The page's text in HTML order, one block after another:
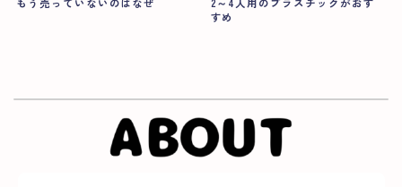
もう売っていないのはなぜ
2～4人用のプラスチックがおす
すめ